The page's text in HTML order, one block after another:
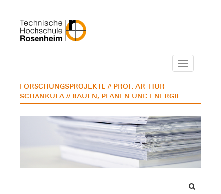
Navigation
FORSCHUNGSPROJEKTE // PROF. ARTHUR
SCHANKULA // BAUEN, PLANEN UND ENERGIE